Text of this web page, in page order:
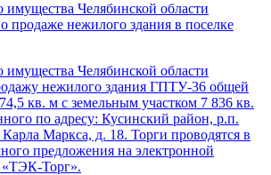
имущества Челябинской области
продаже нежилого здания в поселке
имущества Челябинской области
нежилого здания ГПТУ-36 общей
кв. м с земельным участком 7 836 кв.
по адресу: Кусинский район, р.п.
Маркса, д. 18. Торги проводятся в
предложения на электронной
Торг».